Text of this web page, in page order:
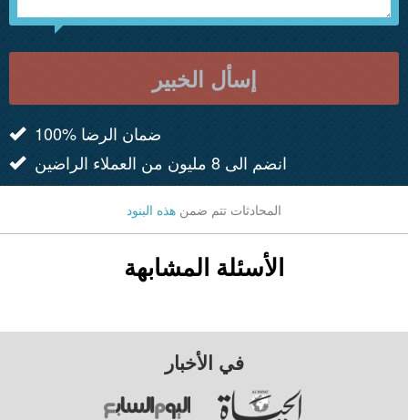
إسأل الخبير
100% ضمان الرضا
انضم الى 8 مليون من العملاء الراضين
المحادثات تتم ضمن هذه البنود
الأسئلة المشابهة
في الأخبار